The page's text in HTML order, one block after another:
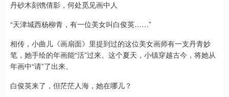
丹砂木刻镌倩影，何处觅见画中人
“天津城西杨柳青，有一位美女叫白俊英……”
相传，小曲儿《画扇面》里提到过的这位美女画师有一支丹青妙
笔，她手绘的年画能“活”过来。这个夏天，小镇穿越古今，将她从
年画中“请”了出来。
白俊英来了，但茫茫人海，她在哪儿？